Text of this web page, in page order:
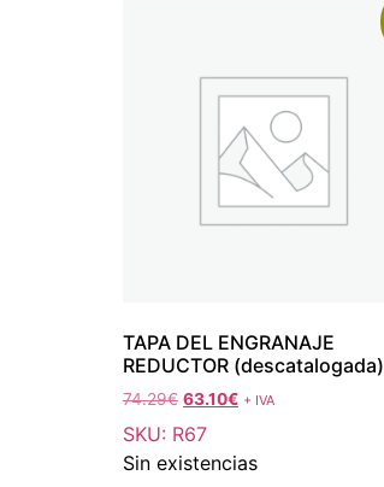
TAPA DEL ENGRANAJE
REDUCTOR (descatalogada)
74.29€ 63.10€ + IVA
SKU: R67
Sin existencias